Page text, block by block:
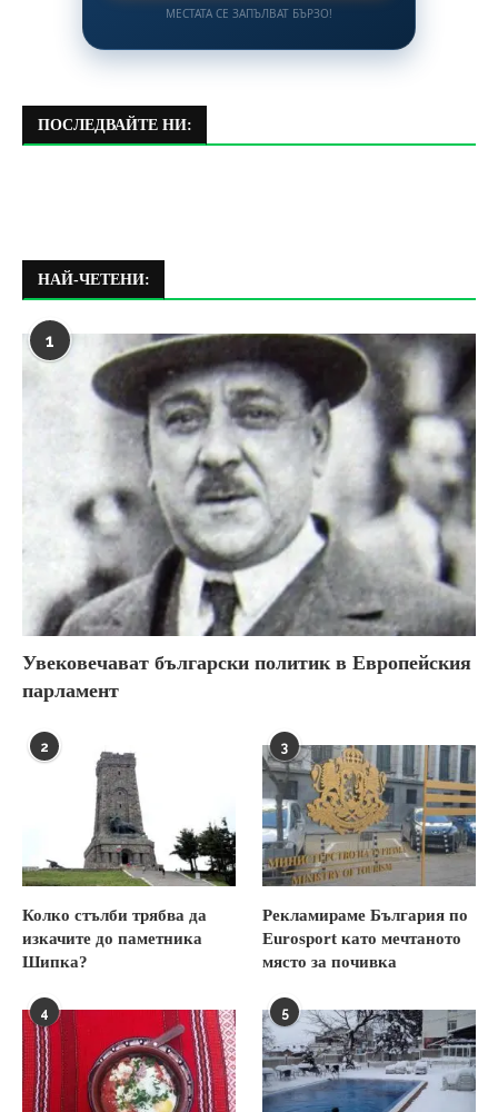
МЕСТАТА СЕ ЗАПЪЛВАТ БЪРЗО!
ПОСЛЕДВАЙТЕ НИ:
НАЙ-ЧЕТЕНИ:
1
Увековечават български политик в Европейския
парламент
2
Колко стълби трябва да
изкачите до паметника
Шипка?
3
Рекламираме България по
Eurosport като мечтаното
място за почивка
4 5